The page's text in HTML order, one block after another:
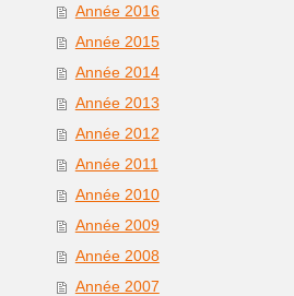
Année 2016
Année 2015
Année 2014
Année 2013
Année 2012
Année 2011
Année 2010
Année 2009
Année 2008
Année 2007